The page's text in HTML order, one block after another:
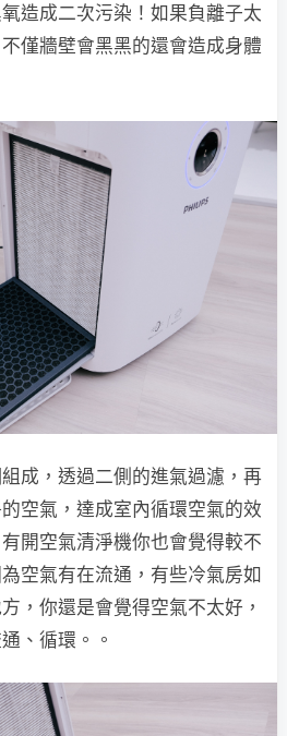
造成二次污染！如果負離子太
僅牆壁會黑黑的還會造成身體
成，透過二側的進氣過濾，再
空氣，達成室內循環空氣的效
開空氣清淨機你也會覺得較不
空氣有在流通，有些冷氣房如
，你還是會覺得空氣不太好，
、循環。。